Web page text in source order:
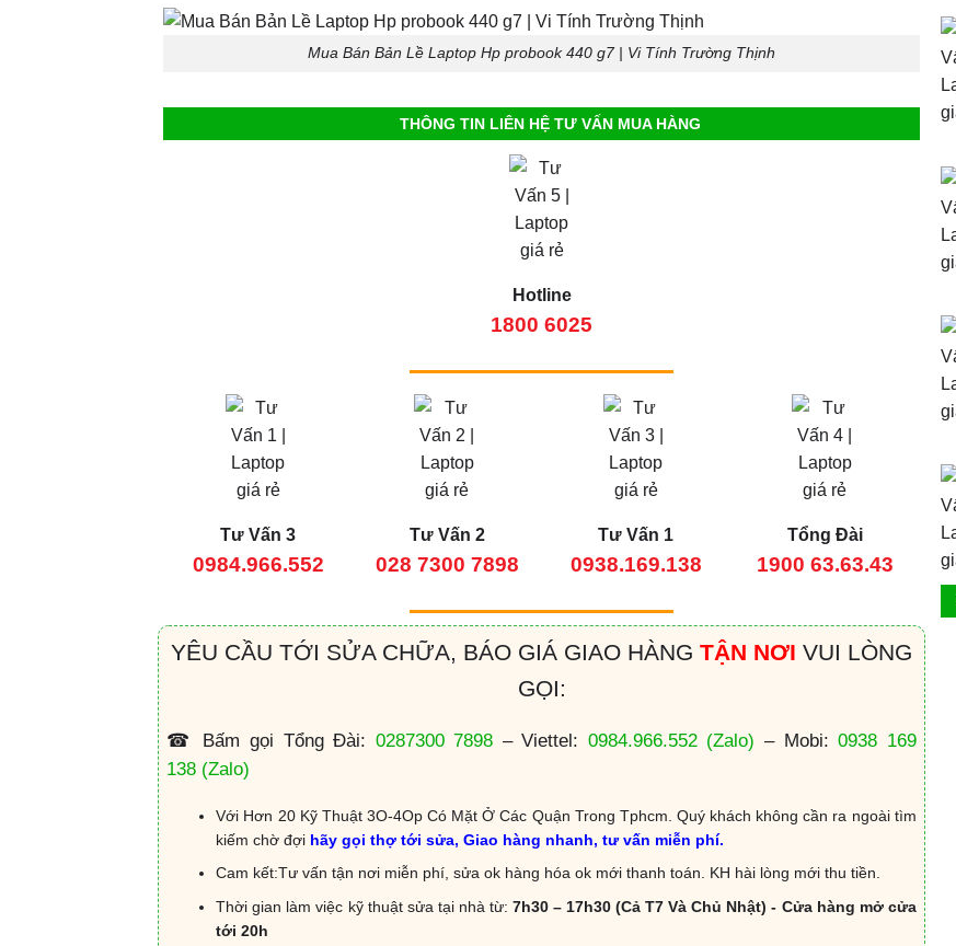
Mua Bán Bản Lề Laptop Hp probook 440 g7 | Vi Tính Trường Thịnh
THÔNG TIN LIÊN HỆ TƯ VẤN MUA HÀNG
Hotline
1800 6025
Tư Vấn 3
0984.966.552
Tư Vấn 2
028 7300 7898
Tư Vấn 1
0938.169.138
Tổng Đài
1900 63.63.43
YÊU CẦU TỚI SỬA CHỮA, BÁO GIÁ GIAO HÀNG TẬN NƠI VUI LÒNG
GỌI:
☎ Bấm gọi Tổng Đài: 0287300 7898 – Viettel: 0984.966.552 (Zalo) – Mobi:0938 169
138 (Zalo)
Với Hơn 20 Kỹ Thuật 3O-4Op Có Mặt Ở Các Quận Trong Tphcm. Quý khách không cần ra ngoài tìm
kiếm chờ đợi hãy gọi thợ tới sửa, Giao hàng nhanh, tư vấn miễn phí.
Cam kết:Tư vấn tận nơi miễn phí, sửa ok hàng hóa ok mới thanh toán. KH hài lòng mới thu tiền.
Thời gian làm việc kỹ thuật sửa tại nhà từ: 7h30 – 17h30 (Cả T7 Và Chủ Nhật) - Cửa hàng mở cửa
tới 20h